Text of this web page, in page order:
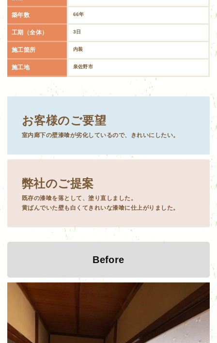
築年数 66年
工期（全体） 3日
施工箇所 内装
施工地 泉佐野市
お客様のご要望
室内廊下の壁漆喰が劣化しているので、きれいにしたい。
弊社のご提案
既存の漆喰を落として、塗り直しました。
黄ばんでいた壁も白くてきれいな漆喰に仕上がりました。
Before